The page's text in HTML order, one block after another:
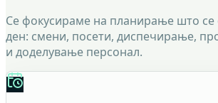
Се фокусираме на планирање што се
ден: смени, посети, диспечирање,
и доделување персонал.